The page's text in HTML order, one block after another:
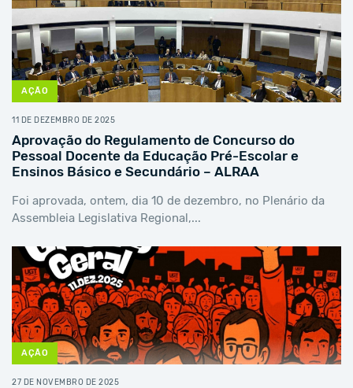
AÇÃO
11 DE DEZEMBRO DE 2025
Aprovação do Regulamento de Concurso do
Pessoal Docente da Educação Pré-Escolar e
Ensinos Básico e Secundário – ALRAA
Foi aprovada, ontem, dia 10 de dezembro, no Plenário da
Assembleia Legislativa Regional,...
AÇÃO
27 DE NOVEMBRO DE 2025